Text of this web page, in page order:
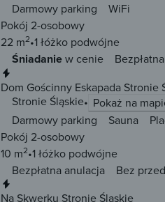
Darmowy parking
WiFi
Pokój 2-osobowy
22 m2 1 łóżko podwójne
Śniadaniew cenie
Dom Gościnny Eskapada Stronie
Stronie Śląskie
Pokaż na
Darmowy parking Sauna
Pokój 2-osobowy
10 m2 1 łóżko podwójne
Bezpłatna anulacja
Bez
Na Skwerku Stronie Śląskie